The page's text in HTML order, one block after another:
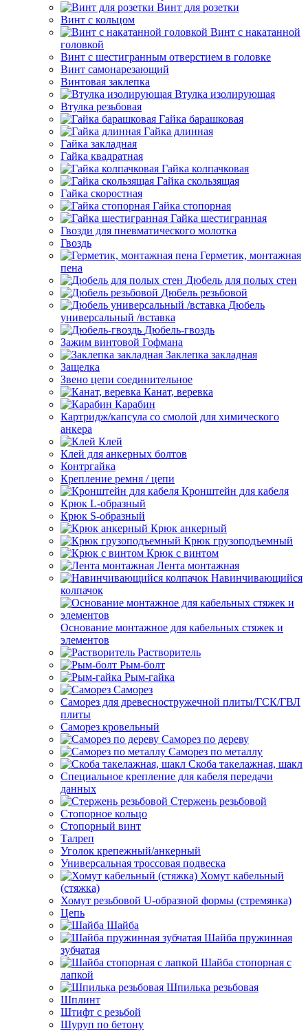
Винт для розетки
Винт с кольцом
Винт с накатанной
головкой
Винт с шестигранным отверстием в головке
Винт самонарезающий
Винтовая заклепка
Втулка изолирующая
Втулка резьбовая
Гайка барашковая
Гайка длинная
Гайка закладная
Гайка квадратная
Гайка колпачковая
Гайка скользящая
Гайка скоростная
Гайка стопорная
Гайка шестигранная
Гвозди для пневматического молотка
Гвоздь
Герметик, монтажная
пена
Дюбель для полых стен
Дюбель резьбовой
Дюбель
универсальный /вставка
Дюбель-гвоздь
Зажим винтовой Гофмана
Заклепка закладная
Защелка
Звено цепи соединительное
Канат, веревка
Карабин
Картридж/капсула со смолой для химического
анкера
Клей
Клей для анкерных болтов
Контргайка
Крепление ремня / цепи
Кронштейн для кабеля
Крюк L-образный
Крюк S-образный
Крюк анкерный
Крюк грузоподъемный
Крюк с винтом
Лента монтажная
Навинчивающийся
колпачок
Основание монтажное для кабельных стяжек и
элементов
Растворитель
Рым-болт
Рым-гайка
Саморез
Саморез для древесностружечной плиты/ГСК/ГВЛ
плиты
Саморез кровельный
Саморез по дереву
Саморез по металлу
Скоба такелажная, шакл
Специальное крепление для кабеля передачи
данных
Стержень резьбовой
Стопорное кольцо
Стопорный винт
Талреп
Уголок крепежный/анкерный
Универсальная троссовая подвеска
Хомут кабельный
(стяжка)
Хомут резьбовой U-образной формы (стремянка)
Цепь
Шайба
Шайба пружинная
зубчатая
Шайба стопорная с
лапкой
Шпилька резьбовая
Шплинт
Штифт с резьбой
Шуруп по бетону